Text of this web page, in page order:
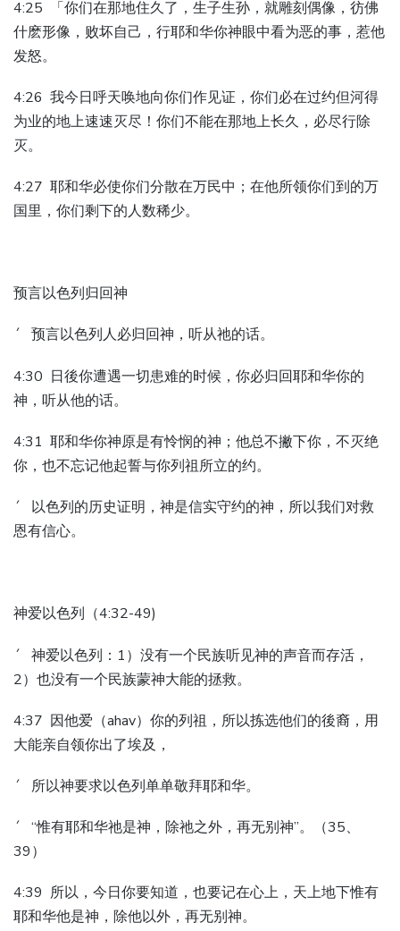
4:25 「你们在那地住久了，生子生孙，就雕刻偶像，彷佛
什麽形像，败坏自己，行耶和华你神眼中看为恶的事，惹他
发怒。
4:26 我今日呼天唤地向你们作见证，你们必在过约但河得
为业的地上速速灭尽！你们不能在那地上长久，必尽行除
灭。
4:27 耶和华必使你们分散在万民中；在他所领你们到的万
国里，你们剩下的人数稀少。
预言以色列归回神
´ 预言以色列人必归回神，听从祂的话。
4:30 日後你遭遇一切患难的时候，你必归回耶和华你的
神，听从他的话。
4:31 耶和华你神原是有怜悯的神；他总不撇下你，不灭绝
你，也不忘记他起誓与你列祖所立的约。
´ 以色列的历史证明，神是信实守约的神，所以我们对救
恩有信心。
神爱以色列（4:32-49)
´ 神爱以色列：1）没有一个民族听见神的声音而存活，
2）也没有一个民族蒙神大能的拯救。
4:37 因他爱（ahav）你的列祖，所以拣选他们的後裔，用
大能亲自领你出了埃及，
´ 所以神要求以色列单单敬拜耶和华。
´ “惟有耶和华祂是神，除祂之外，再无别神”。（35、
39）
4:39 所以，今日你要知道，也要记在心上，天上地下惟有
耶和华他是神，除他以外，再无别神。